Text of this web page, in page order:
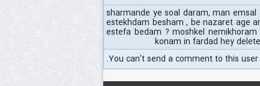
sharmande ye soal daram, man
estekhdam besham , be nazaret age
estefa bedam ? moshkel
konam in fardad hey
You can't send a comment to this